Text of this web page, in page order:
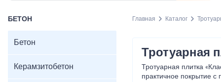
БЕТОН
Бетон
Керамзитобетон
Главная Каталог
Тротуарная
Тротуарная плитка
практичное покрытие